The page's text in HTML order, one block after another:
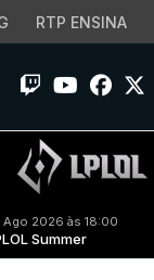
RTP ENSINA
Ago 2026 às 18:00
Summer